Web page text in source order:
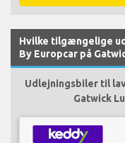
Hvilke tilgængelige
By Europcar på
Udlejningsbiler til
Gatwick